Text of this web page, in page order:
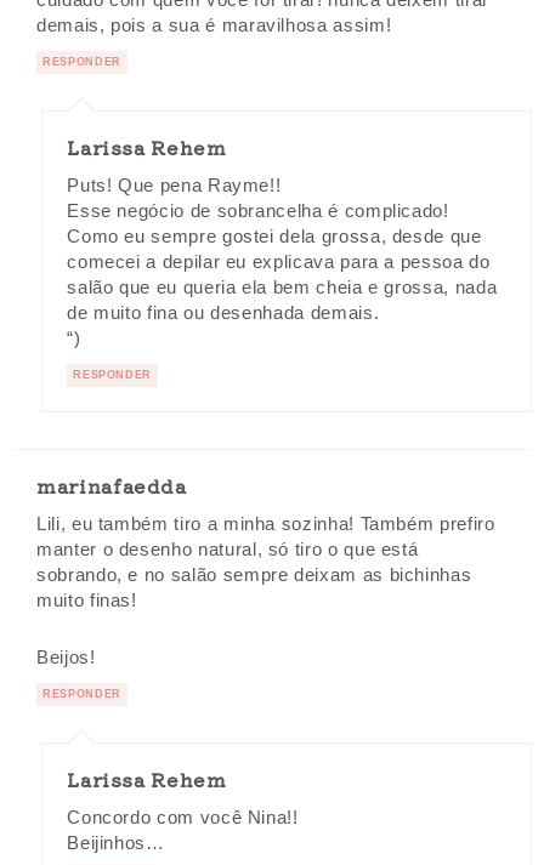
demais, pois a sua é maravilhosa assim!
RESPONDER
Larissa Rehem
Puts! Que pena Rayme!!
Esse negócio de sobrancelha é complicado!
Como eu sempre gostei dela grossa, desde que
comecei a depilar eu explicava para a pessoa do
salão que eu queria ela bem cheia e grossa, nada
de muito fina ou desenhada demais.
“)
RESPONDER
marinafaedda
Lili, eu também tiro a minha sozinha! Também prefiro
manter o desenho natural, só tiro o que está
sobrando, e no salão sempre deixam as bichinhas
muito finas!
Beijos!
RESPONDER
Larissa Rehem
Concordo com você Nina!!
Beijinhos…